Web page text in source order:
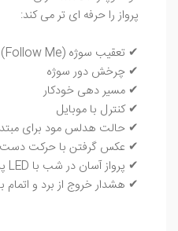
پرواز را حرفه‌ ای‌ تر می‌ کند:
✔ تعقیب سوژه (Follow Me)
✔ چرخش دور سوژه
✔ مسیر دهی خودکار
✔ کنترل با موبایل
✔ حالت هدلس مود برای
✔ عکس گرفتن با حرکت دست
✔ پرواز آسان در شب با LED پرنور
✔ هشدار خروج از برد و اتمام